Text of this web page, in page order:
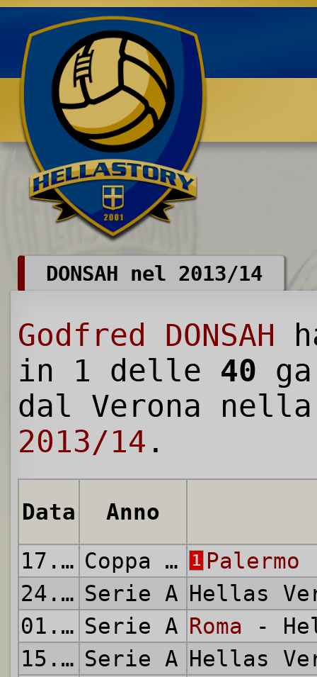
Benvenuti su HELLASTORY.net
DONSAH nel 2013/14
Godfred DONSAH
in 1 delle 40
dal Verona
2013/14 .
Data
Anno
17.08.2013
Coppa Italia 1 Palermo
24.08.2013 Serie A Hellas
01.09.2013 Serie A Roma -
15.09.2013 Serie A Hellas